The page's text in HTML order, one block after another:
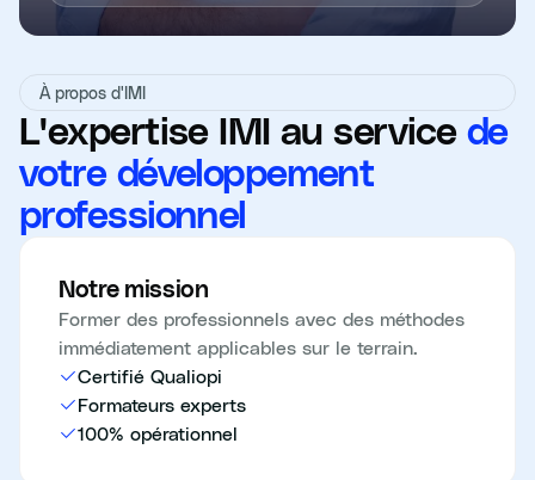
À propos d'IMI
L'expertise IMI au service de
votre développement
professionnel
Notre mission
Former des professionnels avec des méthodes
immédiatement applicables sur le terrain.
Certifié Qualiopi
Formateurs experts
100% opérationnel